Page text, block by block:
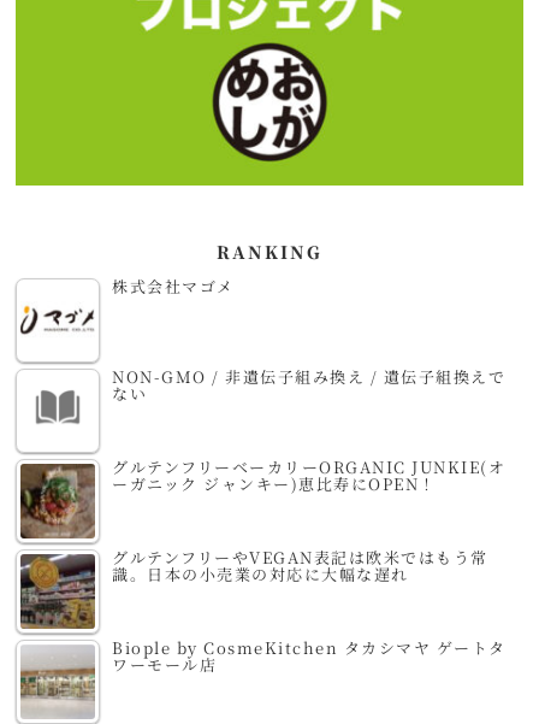
RANKING
株式会社マゴメ
NON-GMO / 非遺伝子組み換え / 遺伝子組換えで
ない
グルテンフリーベーカリーORGANIC JUNKIE(オ
ーガニック ジャンキー)恵比寿にOPEN！
グルテンフリーやVEGAN表記は欧米ではもう常
識。日本の小売業の対応に大幅な遅れ
Biople by CosmeKitchen タカシマヤ ゲートタ
ワーモール店